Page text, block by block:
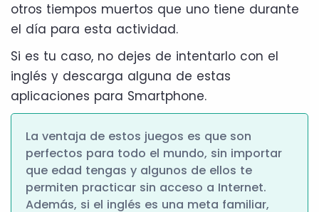
otros tiempos muertos que uno tiene durante
el día para esta actividad.
Si es tu caso, no dejes de intentarlo con el
inglés y descarga alguna de estas
aplicaciones para Smartphone.
La ventaja de estos juegos es que son
perfectos para todo el mundo, sin importar
que edad tengas y algunos de ellos te
permiten practicar sin acceso a Internet.
Además, si el inglés es una meta familiar,